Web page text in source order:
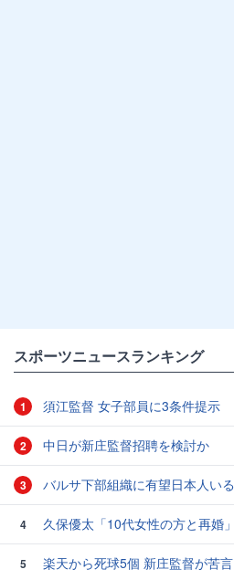
スポーツニュースランキング
1 須江監督 女子部員に3条件提示
2 中日が新庄監督招聘を検討か
3 バルサ下部組織に有望日本人いる
4 久保優太「10代女性の方と再婚」
5
楽天から死球5個 新庄監督が苦言